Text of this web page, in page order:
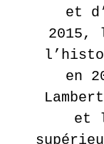
et
2015,
en
et